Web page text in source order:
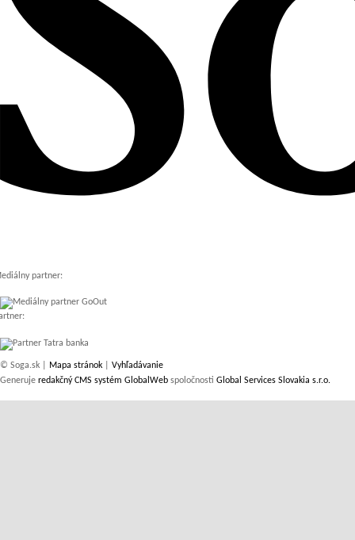
partner:
© Soga.sk | Mapa stránok
Vyhľadávanie
Generuje redakčný CMS systém GlobalWeb spoločnosti Global Services Slovakia s.r.o.